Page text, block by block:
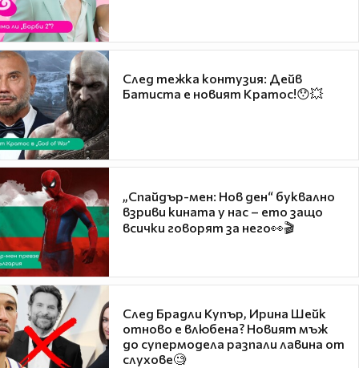
След тежка контузия: Дейв
Батиста е новият Кратос!😯💥
„Спайдър-мен: Нов ден“ буквално
взриви кината у нас – ето защо
всички говорят за него👀🎬
След Брадли Купър, Ирина Шейк
отново е влюбена? Новият мъж
до супермодела разпали лавина от
слухове🧐